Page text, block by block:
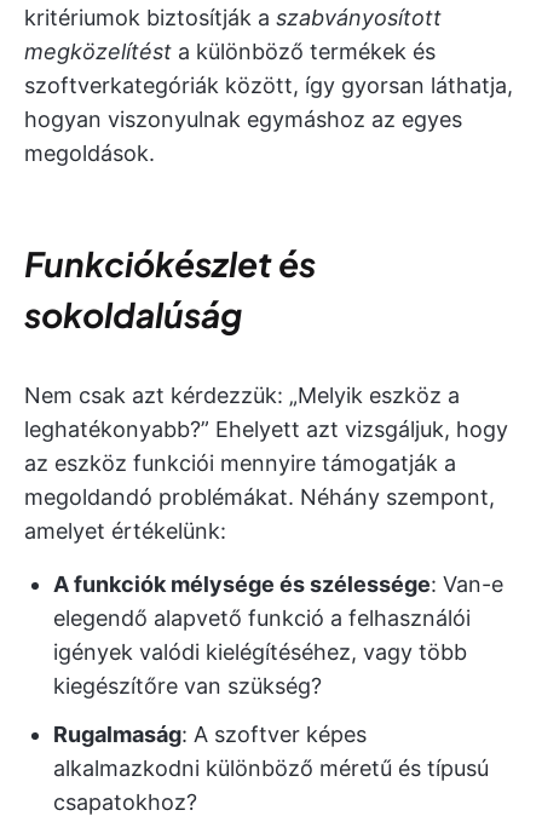
kritériumok biztosítják a szabványosított
megközelítést a különböző termékek és
szoftverkategóriák között, így gyorsan láthatja,
hogyan viszonyulnak egymáshoz az egyes
megoldások.
Funkciókészlet és
sokoldalúság
Nem csak azt kérdezzük: „Melyik eszköz a
leghatékonyabb?” Ehelyett azt vizsgáljuk, hogy
az eszköz funkciói mennyire támogatják a
megoldandó problémákat. Néhány szempont,
amelyet értékelünk:
A funkciók mélysége és szélessége: Van-e
elegendő alapvető funkció a felhasználói
igények valódi kielégítéséhez, vagy több
kiegészítőre van szükség?
Rugalmaság: A szoftver képes
alkalmazkodni különböző méretű és típusú
csapatokhoz?